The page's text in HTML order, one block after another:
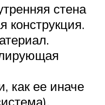
стена
как ее иначе